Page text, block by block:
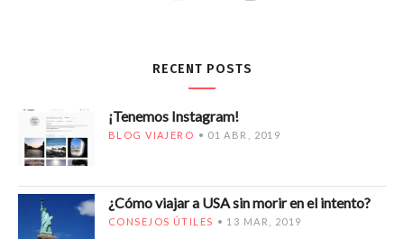
RECENT POSTS
¡Tenemos Instagram!
BLOG VIAJERO 01 ABR, 2019
¿Cómo viajar a USA sin morir en el intento?
CONSEJOS ÚTILES 13 MAR, 2019